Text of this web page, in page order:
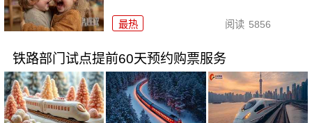
最热 阅读 5856
铁路部门试点提前60天预约购票服务